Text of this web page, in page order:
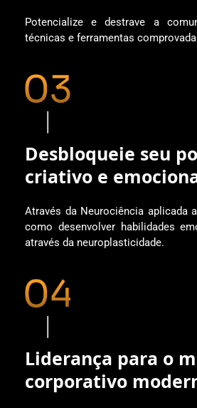
Potencialize e destrave a
técnicas e ferramentas
Desbloqueie seu
criativo e
Através da Neurociência aplicada
como desenvolver habilidades
através da neuroplasticidade.
Liderança para o
corporativo